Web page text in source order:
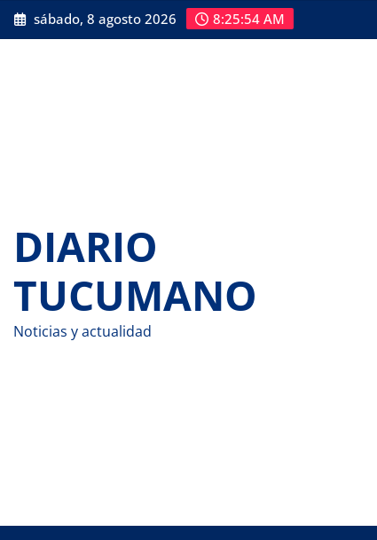
Saltar
al
sábado, 8 agosto 2026 8:25:55 AM
DIARIO
TUCUMANO
Noticias y actualidad